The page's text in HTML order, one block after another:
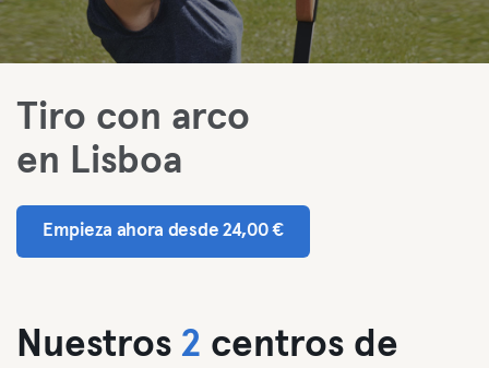
Tiro con arco
en Lisboa
Empieza ahora desde 24,00 €
Nuestros 2 centros de